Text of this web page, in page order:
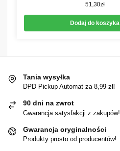
51,30zł
Dodaj do koszyka
Tania wysyłka
DPD Pickup Automat za 8,99 zł!
90 dni na zwrot
Gwarancja satysfakcji z zakupów!
Gwarancja oryginalności
Produkty prosto od producentów!